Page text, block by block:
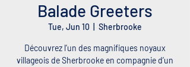
Balade Greeters
Tue, Jun 10 Sherbrooke
Découvrez l’un des magnifiques noyaux
villageois de Sherbrooke en compagnie d’un